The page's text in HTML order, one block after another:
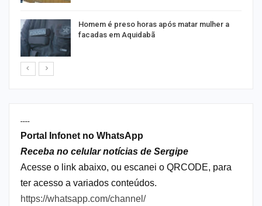
Homem é preso horas após matar mulher a
facadas em Aquidabã
----
Portal Infonet no WhatsApp
Receba no celular notícias de Sergipe
Acesse o link abaixo, ou escanei o QRCODE, para
ter acesso a variados conteúdos.
https://whatsapp.com/channel/